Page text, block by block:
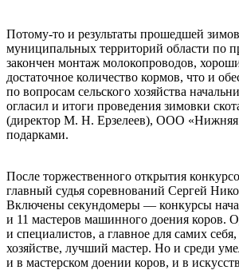
Потому‑то и результаты прошедшей
муниципальных территорий области по
закончен монтаж молокопроводов,
достаточное количество кормов, что и
по вопросам сельского хозяйства
огласил и итоги проведения зимовки
(директор М. Н. Ерзелеев), ООО
подарками.
После торжественного открытия
главный судья соревнований Сергей
Включены секундомеры — конкурсы
и 11 мастеров машинного доения коров.
и специалистов, а главное для самих
хозяйстве, лучший мастер. Но и среди
и в мастерском доении коров, и в